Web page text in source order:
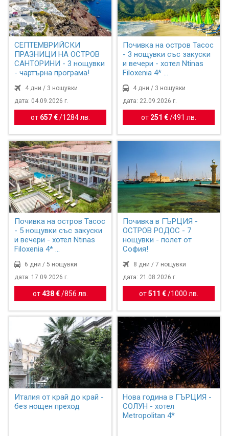
СЕПТЕМВРИЙСКИ
ПРАЗНИЦИ НА ОСТРОВ
САНТОРИНИ - 3 нощувки
- чартърна програма!
4 дни / 3 нощувки
дата: 04.09.2026 г.
от 657 € / 1284 лв.
Почивка на остров Тасос
- 3 нощувки със закуски
и вечери - хотел Ntinas
Filoxenia 4* ...
4 дни / 3 нощувки
дата: 22.09.2026 г.
от 251 €/491 лв.
Почивка на остров Тасос
- 5 нощувки със закуски
и вечери - хотел Ntinas
Filoxenia 4* ...
6 дни / 5 нощувки
дата: 17.09.2026 г.
от438 € /856 лв.
Почивка в ГЪРЦИЯ -
ОСТРОВ РОДОС - 7
нощувки - полет от
София!
8 дни / 7 нощувки
дата: 21.08.2026 г.
от511 €/ 1000 лв.
Италия от край до край -
без нощен преход
Нова година в ГЪРЦИЯ -
СОЛУН - хотел
Metropolitan 4*